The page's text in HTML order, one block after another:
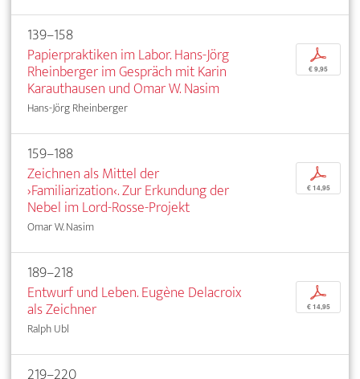
139–158
Papierpraktiken im Labor. Hans-Jörg
Rheinberger im Gespräch mit Karin
Karauthausen und Omar W. Nasim
Hans-Jörg Rheinberger
p
€ 9,95
159–188
Zeichnen als Mittel der
›Familiarization‹. Zur Erkundung der
Nebel im Lord-Rosse-Projekt
Omar W. Nasim
p
€ 14,95
189–218
Entwurf und Leben. Eugène Delacroix
als Zeichner
Ralph Ubl
p
€ 14,95